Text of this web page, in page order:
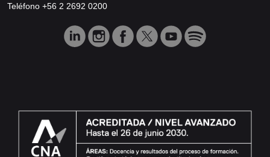
Teléfono +56 2 2692 0200